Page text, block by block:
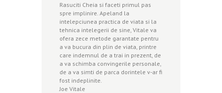
Rasuciti Cheia si faceti primul pas
spre implinire. Apeland la
intelepciunea practica de viata si la
tehnica intelegerii de sine, Vitale va
ofera zece metode garantate pentru
a va bucura din plin de viata, printre
care indemnul de a trai in prezent, de
a va schimba convingerile personale,
de a va simti de parca dorintele v-ar fi
fost indeplinite.
Joe Vitale